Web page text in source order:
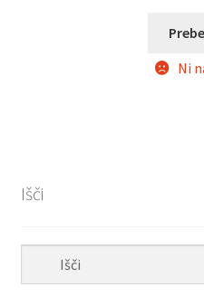
Ni
Išči